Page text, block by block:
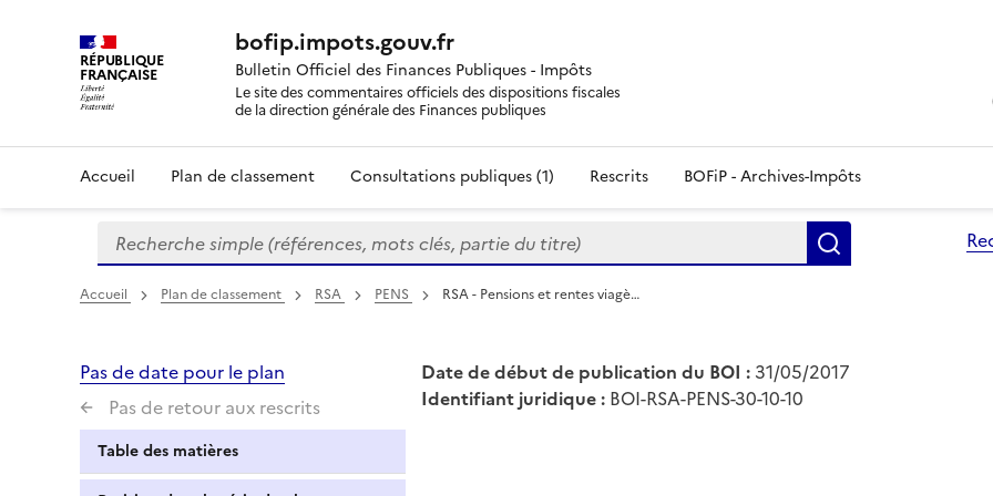
RÉPUBLIQUE
FRANÇAISE
bofip.impots.gouv.fr
Bulletin Officiel des Finances Publiques - Impôts
Le site des commentaires officiels des dispositions fiscales
de la direction générale des Finances publiques
Accueil Plan de classement Consultations publiques (1) Rescrits BOFiP - Archives-Impôts
Formulaire
de
recherche
Recherche simple (références, mots clés, partie du titre)
Accueil Plan de classement RSA PENS RSA - Pensions et rentes viagè…
Pas de date pour le plan
Pas de retour aux rescrits
Table des matières
Date de début de publication du BOI : 31/05/2017
Identifiant juridique : BOI-RSA-PENS-30-10-10